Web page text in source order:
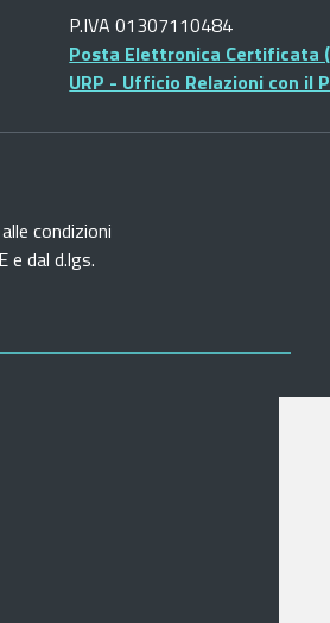
P.IVA 01307110484
Posta Elettronica Certificata
URP - Ufficio Relazioni con il
condizioni
dal d.lgs.